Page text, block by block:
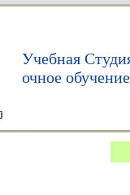
Учебная
очное обучение